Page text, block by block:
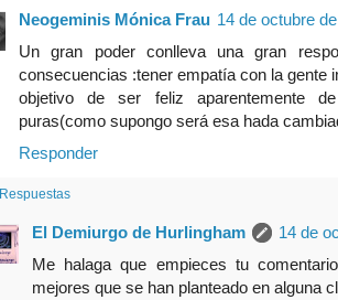
Neogeminis Mónica Frau 14 de octubre
Un gran poder conlleva una gran
consecuencias :tener empatía con la gente
objetivo de ser feliz aparentemente
puras(como supongo será esa hada
Responder
Respuestas
El Demiurgo de Hurlingham
14 de
Me halaga que empieces tu
mejores que se han planteado en alguna